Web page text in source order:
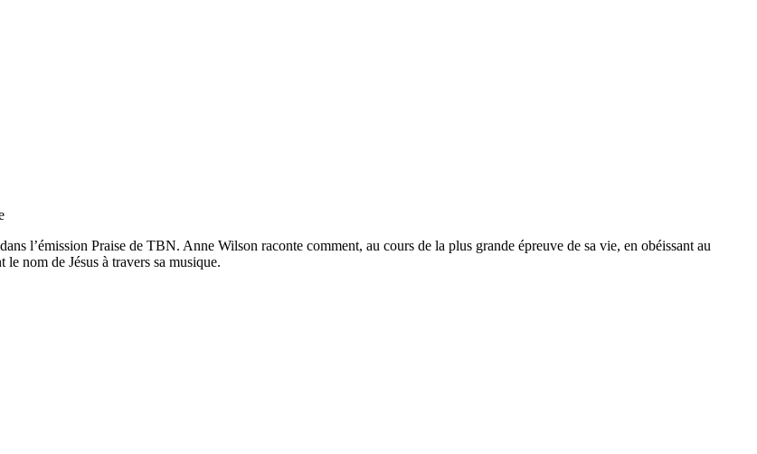
l’émission Praise de TBN. Anne Wilson raconte comment, au cours de la plus grande épreuve de sa vie, en obéissant au
nom de Jésus à travers sa musique.